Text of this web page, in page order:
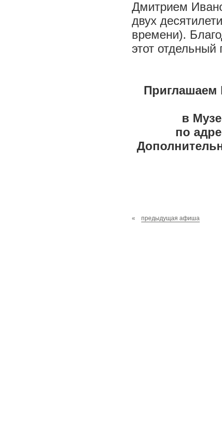
Дмитрием
двух
времени).
этот отдельный
Приглашаем
в
по
« предыдущая афиша